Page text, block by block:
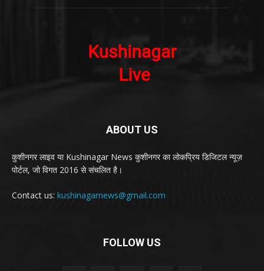
ABOUT US
कुशीनगर लाइव या Kushinagar News कुशीनगर का लोकप्रिय डिजिटल न्यूज़
पोर्टल, जो विगत 2016 से संचलित है।
Contact us: kushinagarnews@gmail.com
FOLLOW US